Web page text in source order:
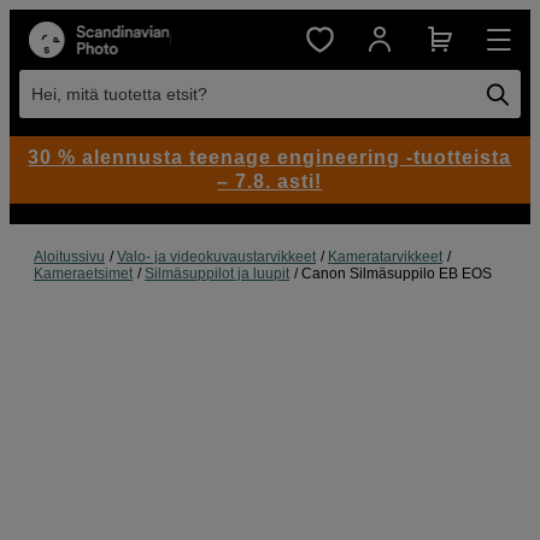
Hei, mitä tuotetta etsit?
Aloitussivu Valo- ja videokuvaustarvikkeet
Kameratarvikkeet
Kameraetsimet
Silmäsuppilot ja luupit Canon Silmäsuppilo EB EOS
30 % alennusta teenage engineering -tuotteista
– 7.8. asti!